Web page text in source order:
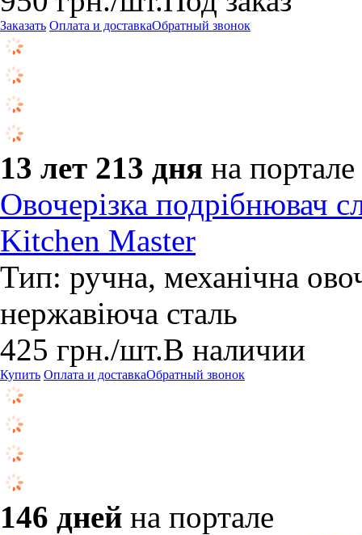
Заказать Оплата и доставкаОбратный звонок
13 лет 213 дня на портале
Овочерізка подрібнювач
Kitchen Master
Тип: ручна, механічна
нержавіюча сталь
425 грн./шт.В наличии
Купить Оплата и доставкаОбратный звонок
146 дней на портале